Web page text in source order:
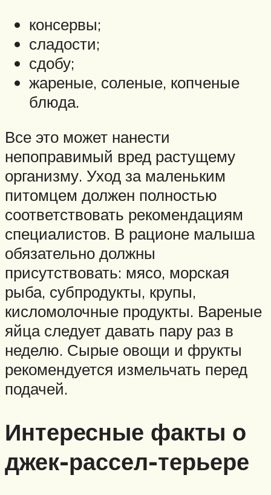
консервы;
сладости;
сдобу;
жареные, соленые, копченые
блюда.
Все это может нанести
непоправимый вред растущему
организму. Уход за маленьким
питомцем должен полностью
соответствовать рекомендациям
специалистов. В рационе малыша
обязательно должны
присутствовать: мясо, морская
рыба, субпродукты, крупы,
кисломолочные продукты. Вареные
яйца следует давать пару раз в
неделю. Сырые овощи и фрукты
рекомендуется измельчать перед
подачей.
Интересные факты о
джек-рассел-терьере